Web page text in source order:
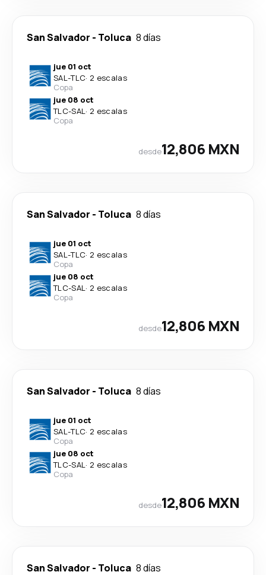
San Salvador - Toluca 8 días
jue 01 oct
SAL-TLC· 2 escalas
Copa
jue 08 oct
TLC-SAL· 2 escalas
Copa
desde12,806 MXN
San Salvador - Toluca 8 días
jue 01 oct
SAL-TLC· 2 escalas
Copa
jue 08 oct
TLC-SAL· 2 escalas
Copa
desde12,806 MXN
San Salvador - Toluca 8 días
jue 01 oct
SAL-TLC· 2 escalas
Copa
jue 08 oct
TLC-SAL· 2 escalas
Copa
desde12,806 MXN
San Salvador - Toluca 8 días